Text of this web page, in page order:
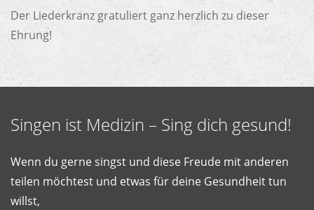
Der Liederkranz gratuliert ganz herzlich zu dieser
Ehrung!
Singen ist Medizin – Sing dich gesund!
Wenn du gerne singst und diese Freude mit anderen
teilen möchtest und etwas für deine Gesundheit tun
willst,